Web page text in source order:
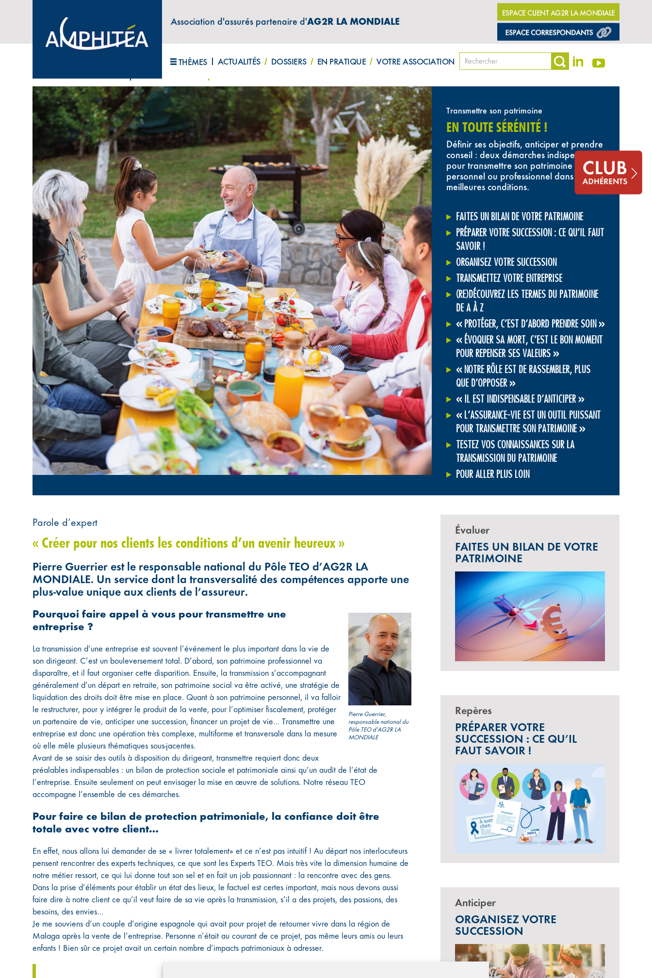
Association d'assurés partenaire d'AG2R LA MONDIALE
ESPACE CLIENT AG2R LA MONDIALE
THÈMES ACTUALITÉS DOSSIERS EN PRATIQUE VOTRE ASSOCIATION
ABONNEZ-VOUS À LA LETTRE D'INFORMATIONS "AMPHITÉA INFOS"
Transmettre son patrimoine
EN TOUTE SÉRÉNITÉ !
Définir ses objectifs, anticiper et prendre
conseil : deux démarches indispensables
pour transmettre son patrimoine
personnel ou professionnel dans les
meilleures conditions.
FAITES UN BILAN DE VOTRE PATRIMOINE
PRÉPARER VOTRE SUCCESSION : CE QU’IL FAUT
SAVOIR !
ORGANISEZ VOTRE SUCCESSION
TRANSMETTEZ VOTRE ENTREPRISE
(RE)DÉCOUVREZ LES TERMES DU PATRIMOINE
DE A À Z
« PROTÉGER, C’EST D’ABORD PRENDRE SOIN »
« ÉVOQUER SA MORT, C’EST LE BON MOMENT
POUR REPENSER SES VALEURS »
« NOTRE RÔLE EST DE RASSEMBLER, PLUS
QUE D’OPPOSER »
« IL EST INDISPENSABLE D’ANTICIPER »
« L’ASSURANCE-VIE EST UN OUTIL PUISSANT
POUR TRANSMETTRE SON PATRIMOINE »
TESTEZ VOS CONNAISSANCES SUR LA
TRANSMISSION DU PATRIMOINE
POUR ALLER PLUS LOIN
Parole d’expert
« Créer pour nos clients les conditions d’un avenir heureux »
Pierre Guerrier est le responsable national du Pôle TEO d’AG2R LA
MONDIALE. Un service dont la transversalité des compétences apporte une
plus-value unique aux clients de l’assureur.
Pierre Guerrier,
responsable national du
Pôle TEO d’AG2R LA
MONDIALE
Pourquoi faire appel à vous pour transmettre une
entreprise ?
La transmission d’une entreprise est souvent l’événement le plus important dans la vie de
son dirigeant. C’est un bouleversement total. D’abord, son patrimoine professionnel va
disparaître, et il faut organiser cette disparition. Ensuite, la transmission s’accompagnant
généralement d’un départ en retraite, son patrimoine social va être activé, une stratégie de
liquidation des droits doit être mise en place. Quant à son patrimoine personnel, il va falloir
le restructurer, pour y intégrer le produit de la vente, pour l’optimiser fiscalement, protéger
un partenaire de vie, anticiper une succession, financer un projet de vie… Transmettre une
entreprise est donc une opération très complexe, multiforme et transversale dans la mesure
où elle mêle plusieurs thématiques sous-jacentes.
Avant de se saisir des outils à disposition du dirigeant, transmettre requiert donc deux
préalables indispensables : un bilan de protection sociale et patrimoniale ainsi qu’un audit de l’état de
l’entreprise. Ensuite seulement on peut envisager la mise en œuvre de solutions. Notre réseau TEO
accompagne l’ensemble de ces démarches.
Pour faire ce bilan de protection patrimoniale, la confiance doit être
totale avec votre client…
En effet, nous allons lui demander de se « livrer totalement» et ce n’est pas intuitif ! Au départ nos interlocuteurs
pensent rencontrer des experts techniques, ce que sont les Experts TEO. Mais très vite la dimension humaine de
notre métier ressort, ce qui lui donne tout son sel et en fait un job passionnant : la rencontre avec des gens.
Dans la prise d’éléments pour établir un état des lieux, le factuel est certes important, mais nous devons aussi
faire dire à notre client ce qu’il veut faire de sa vie après la transmission, s’il a des projets, des passions, des
besoins, des envies…
Je me souviens d’un couple d’origine espagnole qui avait pour projet de retourner vivre dans la région de
Malaga après la vente de l’entreprise. Personne n’était au courant de ce projet, pas même leurs amis ou leurs
enfants ! Bien sûr ce projet avait un certain nombre d’impacts patrimoniaux à adresser.
Évaluer
FAITES UN BILAN DE VOTRE
PATRIMOINE
Repères
PRÉPARER VOTRE
SUCCESSION : CE QU’IL
FAUT SAVOIR !
Anticiper
ORGANISEZ VOTRE
SUCCESSION